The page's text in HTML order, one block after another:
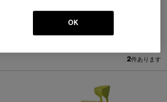
2件あります
OK